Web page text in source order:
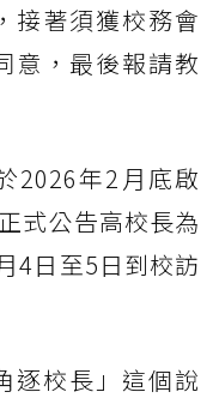
接著須獲校務會
意，最後報請教
2026年2月底啟
式公告高校長為
4日至5日到校訪
逐校長」這個說